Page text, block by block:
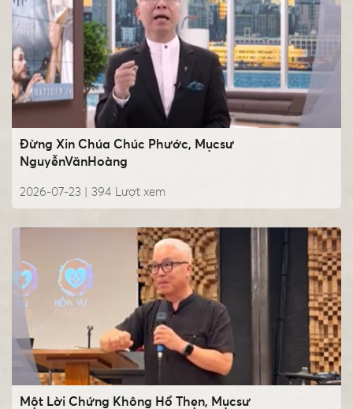
Đừng Xin Chúa Chúc Phước, Mụcsư
NguyễnVănHoàng
2026-07-23 | Lượt xem
394
Một Lời Chứng Không Hổ Thẹn, Mụcsư